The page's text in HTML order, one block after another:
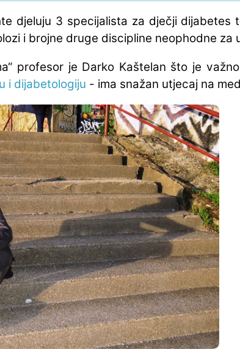
djeluju 3 specijalista za dječji dijabetes
i brojne druge discipline neophodne
profesor je Darko Kaštelan što je
i dijabetologiju - ima snažan utjecaj na